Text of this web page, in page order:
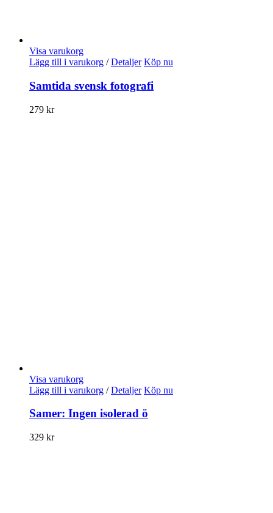
Visa varukorg
Lägg till i varukorg / Detaljer Köp nu
Samtida svensk fotografi
279 kr
Visa varukorg
Lägg till i varukorg / Detaljer Köp nu
Samer: Ingen isolerad ö
329 kr